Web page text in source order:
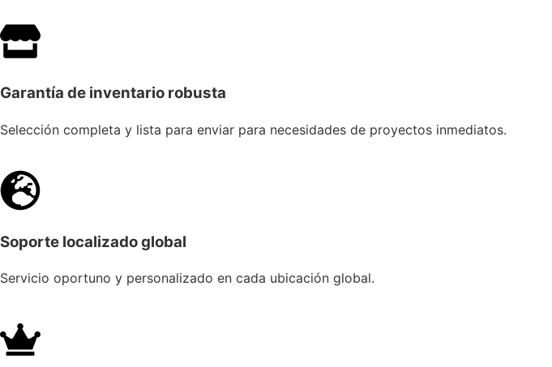
Garantía de inventario robusta
Selección completa y lista para enviar para necesidades de proyectos inmediatos.
Soporte localizado global
Servicio oportuno y personalizado en cada ubicación global.